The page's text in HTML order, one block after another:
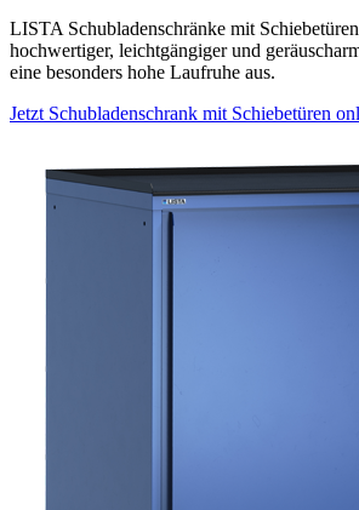
LISTA Schubladenschränke mit
hochwertiger, leichtgängiger und
eine besonders hohe Laufruhe aus.
Jetzt Schubladenschrank mit Schiebetüren